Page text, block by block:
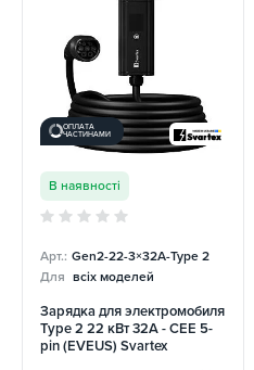
ОПЛАТА
ЧАСТИНАМИ
В наявності
Арт.: Gen2-22-3×32А-Type 2
Для всіх моделей
Зарядка для электромобиля
Type 2 22 кВт 32А - CEE 5-
pin (EVEUS) Svartex